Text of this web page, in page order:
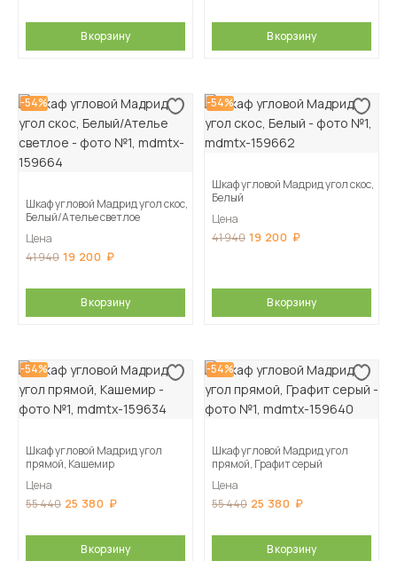
В корзину В корзину
-54%
Шкаф угловой Мадрид угол скос,
Белый/Ателье светлое
Цена
41 940 19 200
В корзину
-54%
Шкаф угловой Мадрид угол скос,
Белый
Цена
41 940 19 200
В корзину
-54%
Шкаф угловой Мадрид угол
прямой, Кашемир
Цена
55 440 25 380
В корзину
-54%
Шкаф угловой Мадрид угол
прямой, Графит серый
Цена
55 440 25 380
В корзину